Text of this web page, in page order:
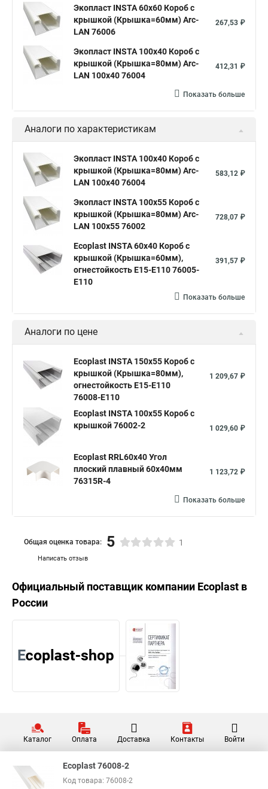
Экопласт INSTA 60х60 Короб с
крышкой (Крышка=60мм) Arc-
LAN 76006
267,53 ₽
Экопласт INSTA 100x40 Короб с
крышкой (Крышка=80мм) Arc-
LAN 100x40 76004
412,31 ₽
Показать больше
Аналоги по характеристикам
Экопласт INSTA 100x40 Короб с
крышкой (Крышка=80мм) Arc-
LAN 100x40 76004
583,12 ₽
Экопласт INSTA 100x55 Короб с
крышкой (Крышка=80мм) Arc-
LAN 100x55 76002
728,07 ₽
Ecoplast INSTA 60х40 Короб с
крышкой (Крышка=60мм),
огнестойкость E15-E110 76005-
E110
391,57 ₽
Показать больше
Аналоги по цене
Ecoplast INSTA 150x55 Короб с
крышкой (Крышка=80мм),
огнестойкость E15-E110
76008-E110
1 209,67 ₽
Ecoplast INSTA 100x55 Короб с
крышкой 76002-2
1 029,60 ₽
Ecoplast RRL60x40 Угол
плоский плавный 60х40мм
76315R-4
1 123,72 ₽
Показать больше
Написать отзыв
Общая оценка товара: 5 1
Официальный поставщик компании Ecoplast в
России
Каталог Оплата Доставка Контакты Войти
Ecoplast 76008-2
Код товара: 76008-2